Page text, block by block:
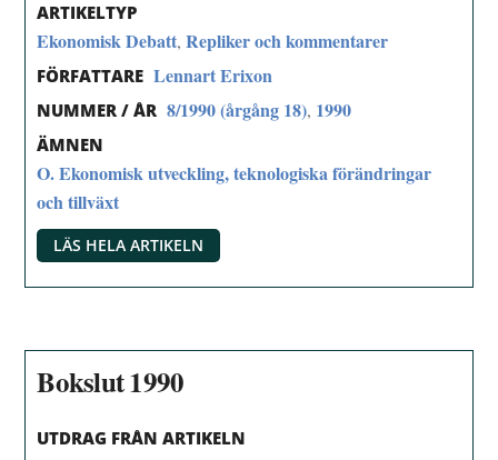
ARTIKELTYP
Ekonomisk Debatt,Repliker och kommentarer
FÖRFATTARE Lennart Erixon
NUMMER / ÅR 8/1990 (årgång 18), 1990
ÄMNEN
O. Ekonomisk utveckling, teknologiska förändringar
och tillväxt
LÄS HELA ARTIKELN
Bokslut 1990
UTDRAG FRÅN ARTIKELN